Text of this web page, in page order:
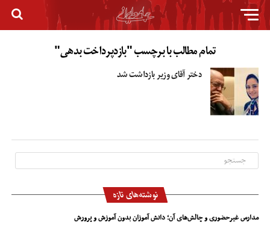
تمام مطالب با برچسب "بازدپرداخت بدهی"
دختر آقای وزیر بازداشت شد
نوشته‌های تازه
مدارس غیرحضوری و چالش‌های آن؛ دانش آموزان بدون آموزش و پرورش